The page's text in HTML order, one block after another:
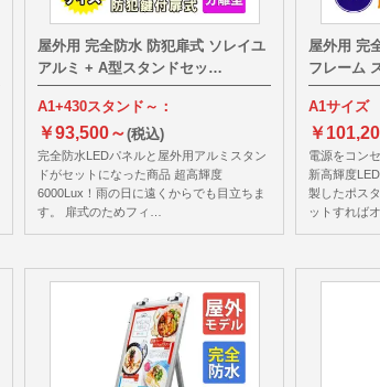
屋外用 完全防水 防犯扉式 ソレイユ
アルミ + A型スタンドセッ…
A1+430スタンド～：
￥93,500～(税込)
完全防水LEDパネルと屋外用アルミスタン
ドがセットになった商品 超高輝度
6000Lux！雨の日に遠くからでも目立ちま
す。 扉式のためフィ…
屋外用 完
フレーム
A1サイズ
￥
電源をコン
新高輝度
製したポス
ットすれば